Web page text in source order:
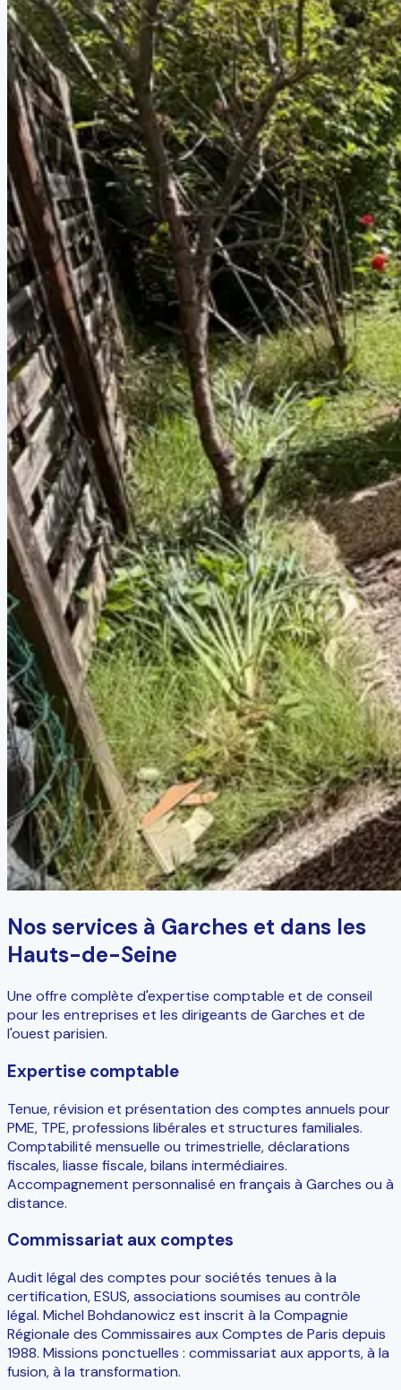
Nos services à Garches et dans les
Hauts-de-Seine
Une offre complète d'expertise comptable et de conseil
pour les entreprises et les dirigeants de Garches et de
l'ouest parisien.
Expertise comptable
Tenue, révision et présentation des comptes annuels pour
PME, TPE, professions libérales et structures familiales.
Comptabilité mensuelle ou trimestrielle, déclarations
fiscales, liasse fiscale, bilans intermédiaires.
Accompagnement personnalisé en français à Garches ou à
distance.
Commissariat aux comptes
Audit légal des comptes pour sociétés tenues à la
certification, ESUS, associations soumises au contrôle
légal. Michel Bohdanowicz est inscrit à la Compagnie
Régionale des Commissaires aux Comptes de Paris depuis
1988. Missions ponctuelles : commissariat aux apports, à la
fusion, à la transformation.